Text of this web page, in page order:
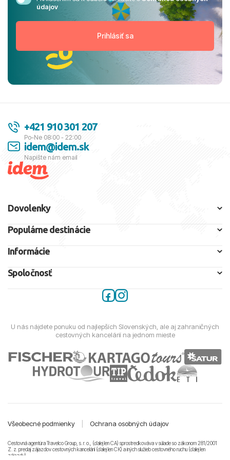
údajov
+421 910 301 207
Po-Ne 08:00 - 22:00
idem@idem.sk
Napíšte nám email
Dovolenky
Populárne destinácie
Informácie
Spoločnosť
U nás nájdete ponuku od najlepších Slovenských, ale aj zahraničných
cestovných kancelárií na jednom mieste
Všeobecné podmienky Ochrana osobných údajov
Cestovná agentúra Travelco Group, s. r. o., (ďalej len CA) sprostredkováva v súlade so zákonom 281/2001
Z. z. predaj zájazdov cestovných kancelárii (ďalej len CK) a iných služieb cestovného ruchu (ďalej len
zájazdy).